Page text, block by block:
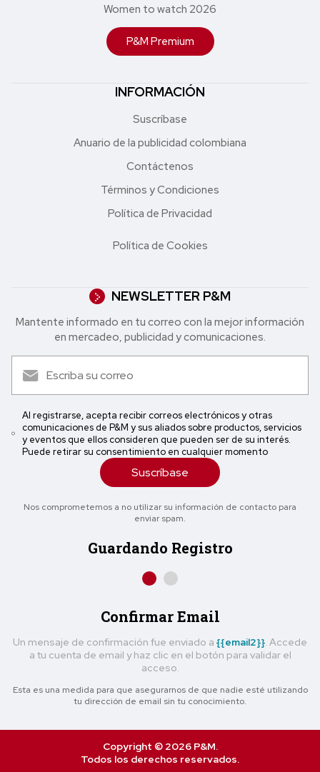
Women to watch 2026
P&M Premium
INFORMACIÓN
Suscríbase
Anuario de la publicidad colombiana
Contáctenos
Términos y Condiciones
Política de Privacidad
Política de Cookies
NEWSLETTER P&M
Mantente informado en tu correo con la mejor in formación
en mercadeo, publicidad y comunicaciones.
Al registrarse, acepta recibir correos electrónicos y otras
comunicaciones de P&M y sus aliados sobre productos, servicios
y eventos que ellos consideren que pueden ser de su interés.
Puede retirar su consentimiento en cualquier momento
Suscríbase
Nos comprometemos a no utilizar su información de contacto para
enviar spam.
Guardando Registro
Confirmar Email
Un mensaje de confirmación fue enviado a {{email2}}. Accede
a tu cuenta de email y haz clic en el botón para validar el
acceso.
Esta es una medida para que asegurarnos de que nadie esté utilizando
tu dirección de email sin tu conocimiento.
Copyright © 2026 P&M.
Todos los derechos reservados.